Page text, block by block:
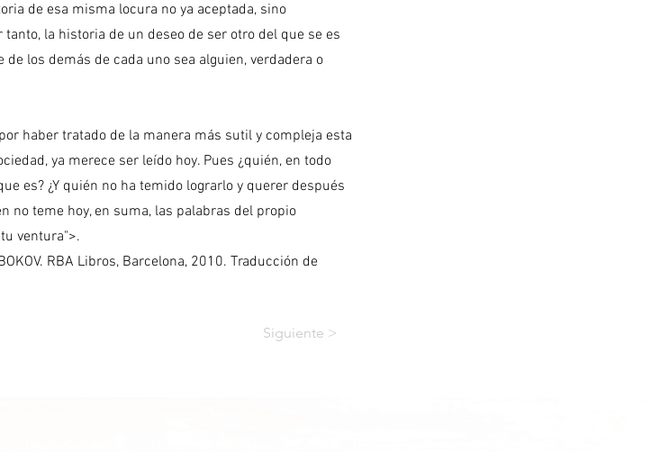
de esa misma locura no ya aceptada, sino
la historia de un deseo de ser otro del que se es
los demás de cada uno sea alguien, verdadera o
haber tratado de la manera más sutil y compleja esta
ya merece ser leído hoy. Pues ¿quién, en todo
es? ¿Y quién no ha temido lograrlo y querer después
no teme hoy, en suma, las palabras del propio
ventura">.
RBA Libros, Barcelona, 2010. Traducción de
Siguiente >